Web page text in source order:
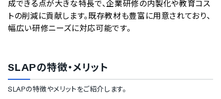
成できる点が大きな特長で、企業研修の内製化や教育コス
トの削減に貢献します。既存教材も豊富に用意されており、
幅広い研修ニーズに対応可能です。
SLAPの特徴・メリット
SLAPの特徴やメリットをご紹介します。